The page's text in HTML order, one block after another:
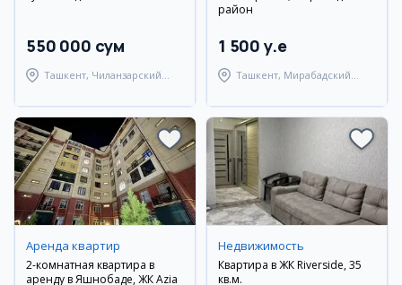
550 000 сум
Ташкент, Чиланзарский
район
1 500 y.e
Ташкент, Мирабадский
Аренда квартир
2-комнатная квартира в
аренду в Яшнобаде, ЖК Azia
Недвижимость
Квартира в ЖК Riverside, 35
кв.м.